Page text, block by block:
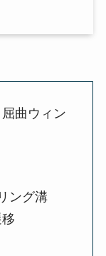
曲ウィン
ング溝